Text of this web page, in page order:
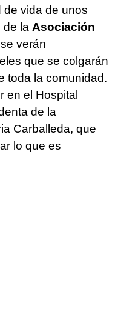
de vida de unos
de la Asociación
verán
que se colgarán
toda la comunidad.
en el Hospital
de la
Carballeda, que
lo que es